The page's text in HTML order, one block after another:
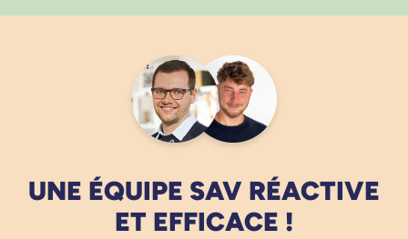
UNE ÉQUIPE SAV RÉACTIVE
ET EFFICACE !